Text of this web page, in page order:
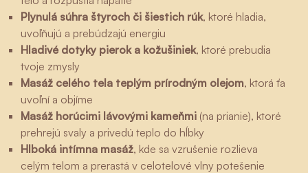
Plynulá súhra štyroch či šiestich rúk, ktoré hladia,
uvoľňujú a prebúdzajú energiu
Hladivé dotyky pierok a kožušiniek, ktoré prebudia
tvoje zmysly
Masáž celého tela teplým prírodným olejom, ktorá ťa
uvoľní a objíme
Masáž horúcimi lávovými kameňmi (na prianie), ktoré
prehrejú svaly a privedú teplo do hĺbky
Hlboká intímna masáž, kde sa vzrušenie rozlieva
celým telom a prerastá v celotelové vlny potešenie